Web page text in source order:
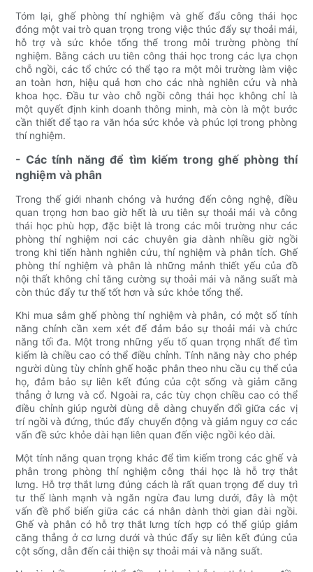
Tóm lại, ghế phòng thí nghiệm và ghế đẩu công thái học
đóng một vai trò quan trọng trong việc thúc đẩy sự thoải mái,
hỗ trợ và sức khỏe tổng thể trong môi trường phòng thí
nghiệm. Bằng cách ưu tiên công thái học trong các lựa chọn
chỗ ngồi, các tổ chức có thể tạo ra một môi trường làm việc
an toàn hơn, hiệu quả hơn cho các nhà nghiên cứu và nhà
khoa học. Đầu tư vào chỗ ngồi công thái học không chỉ là
một quyết định kinh doanh thông minh, mà còn là một bước
cần thiết để tạo ra văn hóa sức khỏe và phúc lợi trong phòng
thí nghiệm.
- Các tính năng để tìm kiếm trong ghế phòng thí
nghiệm và phân
Trong thế giới nhanh chóng và hướng đến công nghệ, điều
quan trọng hơn bao giờ hết là ưu tiên sự thoải mái và công
thái học phù hợp, đặc biệt là trong các môi trường như các
phòng thí nghiệm nơi các chuyên gia dành nhiều giờ ngồi
trong khi tiến hành nghiên cứu, thí nghiệm và phân tích. Ghế
phòng thí nghiệm và phân là những mảnh thiết yếu của đồ
nội thất không chỉ tăng cường sự thoải mái và năng suất mà
còn thúc đẩy tư thế tốt hơn và sức khỏe tổng thể.
Khi mua sắm ghế phòng thí nghiệm và phân, có một số tính
năng chính cần xem xét để đảm bảo sự thoải mái và chức
năng tối đa. Một trong những yếu tố quan trọng nhất để tìm
kiếm là chiều cao có thể điều chỉnh. Tính năng này cho phép
người dùng tùy chỉnh ghế hoặc phân theo nhu cầu cụ thể của
họ, đảm bảo sự liên kết đúng của cột sống và giảm căng
thẳng ở lưng và cổ. Ngoài ra, các tùy chọn chiều cao có thể
điều chỉnh giúp người dùng dễ dàng chuyển đổi giữa các vị
trí ngồi và đứng, thúc đẩy chuyển động và giảm nguy cơ các
vấn đề sức khỏe dài hạn liên quan đến việc ngồi kéo dài.
Một tính năng quan trọng khác để tìm kiếm trong các ghế và
phân trong phòng thí nghiệm công thái học là hỗ trợ thắt
lưng. Hỗ trợ thắt lưng đúng cách là rất quan trọng để duy trì
tư thế lành mạnh và ngăn ngừa đau lưng dưới, đây là một
vấn đề phổ biến giữa các cá nhân dành thời gian dài ngồi.
Ghế và phân có hỗ trợ thắt lưng tích hợp có thể giúp giảm
căng thẳng ở cơ lưng dưới và thúc đẩy sự liên kết đúng của
cột sống, dẫn đến cải thiện sự thoải mái và năng suất.